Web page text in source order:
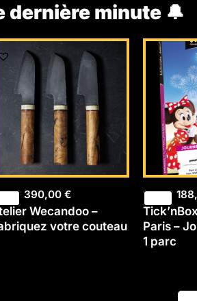
dernière minute 🔔
390,00€
Wecandoo –
votre couteau
Paris –
1 parc